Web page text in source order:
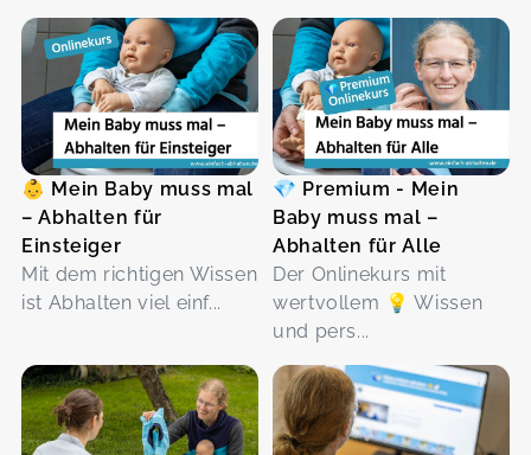
👶 Mein Baby muss mal
– Abhalten für
Einsteiger
Mit dem richtigen Wissen
ist Abhalten viel einf...
💎 Premium - Mein
Baby muss mal –
Abhalten für Alle
Der Onlinekurs mit
wertvollem 💡 Wissen
und pers...